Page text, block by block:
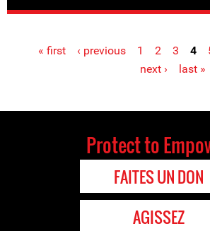
Pages« first ‹ previous 1 2 3 4
next ›
last »
Protect to
FAITES UN DON
AGISSEZ